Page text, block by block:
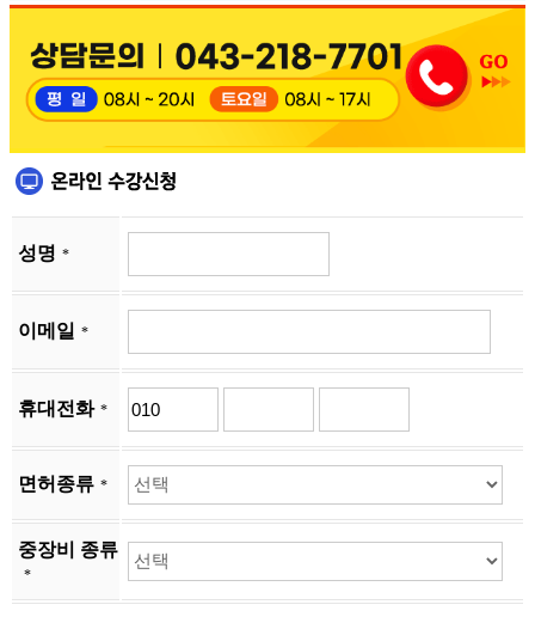
성명 *
이메일 *
휴대전화 *
면허종류 *
중장비 종류
*